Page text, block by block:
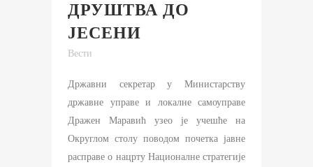
ДРУШТВА ДО
ЈЕСЕНИ
Вести
Државни секретар у Министарству
државне управе и локалне самоуправе
Дражен Маравић узео је учешће на
Округлом столу поводом почетка јавне
расправе о нацрту Националне стратегије